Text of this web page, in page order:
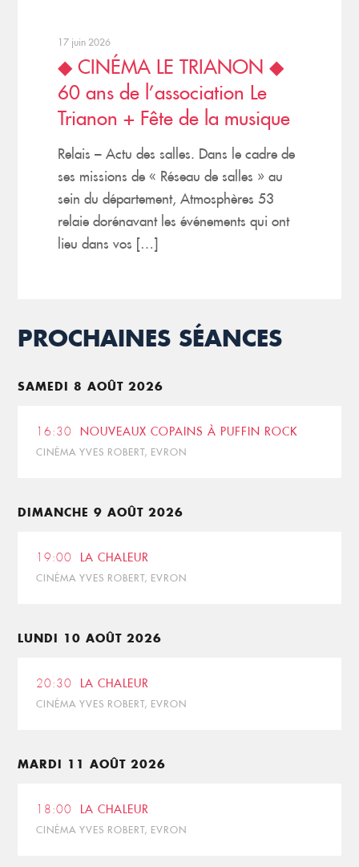
17 juin 2026
◆ CINÉMA LE TRIANON ◆
60 ans de l’association Le
Trianon + Fête de la musique
Relais – Actu des salles. Dans le cadre de
ses missions de « Réseau de salles » au
sein du département, Atmosphères 53
relaie dorénavant les événements qui ont
lieu dans vos […]
PROCHAINES SÉANCES
SAMEDI 8 AOÛT 2026
16:30 NOUVEAUX COPAINS À PUFFIN ROCK
CINÉMA YVES ROBERT, EVRON
DIMANCHE 9 AOÛT 2026
19:00 LA CHALEUR
CINÉMA YVES ROBERT, EVRON
LUNDI 10 AOÛT 2026
20:30 LA CHALEUR
CINÉMA YVES ROBERT, EVRON
MARDI 11 AOÛT 2026
18:00 LA CHALEUR
CINÉMA YVES ROBERT, EVRON